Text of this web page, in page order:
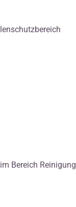
Bereich Reinigung